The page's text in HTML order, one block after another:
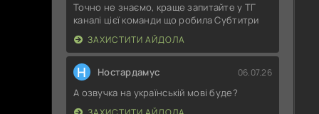
Точно не знаємо, краще запитайте у ТГ
каналі цієї команди що робила Субтитри
ЗАХИСТИТИ АЙДОЛА
Н Ностардамус 06.07.26
А озвучка на українській мові буде?